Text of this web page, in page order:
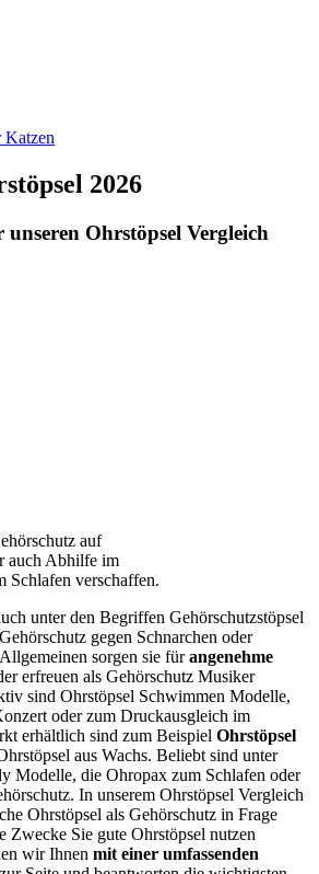
Katzen
2026
unseren Ohrstöpsel Vergleich
auf
auch Abhilfe im
Schlafen verschaffen.
unter den Begriffen Gehörschutzstöpsel
gegen Schnarchen oder
sorgen sie fürangenehme
erfreuen als Gehörschutz Musiker
sind Ohrstöpsel Schwimmen Modelle,
oder zum Druckausgleich im
erhältlich sind zum Beispiel Ohrstöpsel
aus Wachs. Beliebt sind unter
Modelle, die Ohropax zum Schlafen oder
In unserem Ohrstöpsel Vergleich
Ohrstöpsel als Gehörschutz in Frage
Zwecke Sie gute Ohrstöpsel nutzen
wir Ihnen mit einer umfassenden